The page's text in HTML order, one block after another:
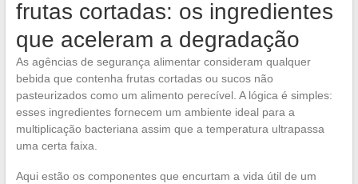
frutas cortadas: os ingredientes
que aceleram a degradação
As agências de segurança alimentar consideram qualquer
bebida que contenha frutas cortadas ou sucos não
pasteurizados como um alimento perecível. A lógica é simples:
esses ingredientes fornecem um ambiente ideal para a
multiplicação bacteriana assim que a temperatura ultrapassa
uma certa faixa.
Aqui estão os componentes que encurtam a vida útil de um